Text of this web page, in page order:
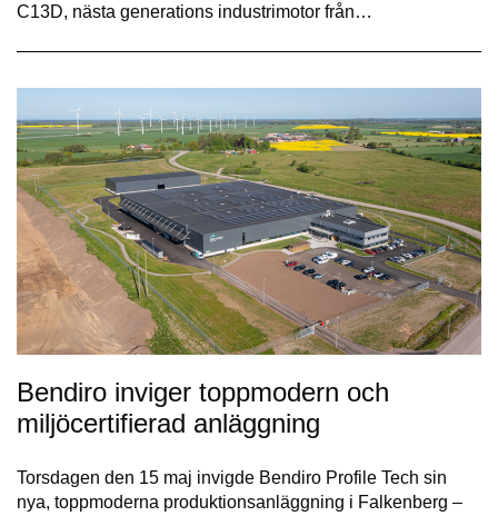
C13D, nästa generations industrimotor från…
Bendiro inviger toppmodern och
miljöcertifierad anläggning
Torsdagen den 15 maj invigde Bendiro Profile Tech sin
nya, toppmoderna produktionsanläggning i Falkenberg –